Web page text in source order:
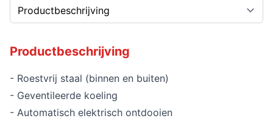
Productbeschrijving
- Roestvrij staal (binnen en buiten)
- Geventileerde koeling
- Automatisch elektrisch ontdooien